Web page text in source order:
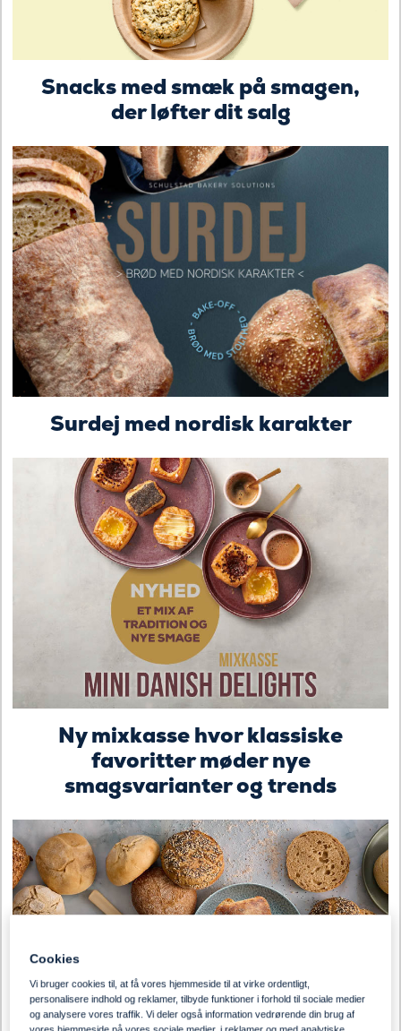
Snacks med smæk på smagen,
der løfter dit salg
Surdej med nordisk karakter
Ny mixkasse hvor klassiske
favoritter møder nye
smagsvarianter og trends
Cookies
Vi bruger cookies til, at få vores hjemmeside til at virke ordentligt,
personalisere indhold og reklamer, tilbyde funktioner i forhold til sociale medier
og analysere vores traffik. Vi deler også information vedrørende din brug af